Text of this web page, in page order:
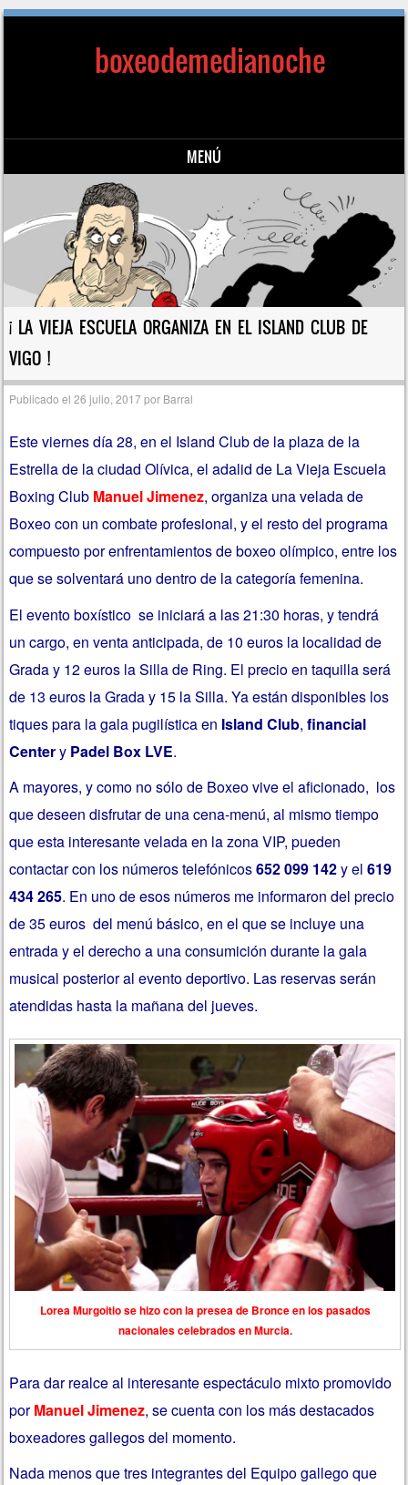
boxeodemedianoche
MENÚ
Saltar al contenido
¡ LA VIEJA ESCUELA ORGANIZA EN EL ISLAND CLUB DE
VIGO !
Publicado el26 julio, 2017por Barral
Este viernes día 28, en el Island Club de la plaza de la
Estrella de la ciudad Olívica, el adalid de La Vieja Escuela
Boxing Club Manuel Jimenez, organiza una velada de
Boxeo con un combate profesional, y el resto del programa
compuesto por enfrentamientos de boxeo olímpico, entre los
que se solventará uno dentro de la categoría femenina.
El evento boxístico se iniciará a las 21:30 horas, y tendrá
un cargo, en venta anticipada, de 10 euros la localidad de
Grada y 12 euros la Silla de Ring. El precio en taquilla será
de 13 euros la Grada y 15 la Silla. Ya están disponibles los
tiques para la gala pugilística en Island Club,financial
Centery Padel Box LVE.
A mayores, y como no sólo de Boxeo vive el aficionado, los
que deseen disfrutar de una cena-menú, al mismo tiempo
que esta interesante velada en la zona VIP, pueden
contactar con los números telefónicos652 099 142y el619
434 265. En uno de esos números me informaron del precio
de 35 euros del menú básico, en el que se incluye una
entrada y el derecho a una consumición durante la gala
musical posterior al evento deportivo. Las reservas serán
atendidas hasta la mañana del jueves.
Lorea Murgoitio se hizo con la presea de Bronce en los pasados
nacionales celebrados en Murcia.
Para dar realce al interesante espectáculo mixto promovido
porManuel Jimenez, se cuenta con los más destacados
boxeadores gallegos del momento.
Nada menos que tres integrantes del Equipo gallego que